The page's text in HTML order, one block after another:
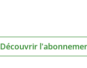
Découvrir